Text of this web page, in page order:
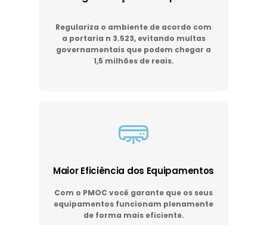
Regulariza o ambiente de acordo com
a portaria n 3.523, evitando multas
governamentais que podem chegar a
1,5 milhões de reais.
Maior Eficiência dos Equipamentos
Com o PMOC você garante que os seus
equipamentos funcionam plenamente
de forma mais eficiente.